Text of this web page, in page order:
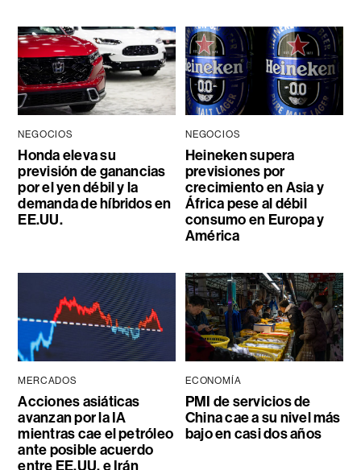
NEGOCIOS
Honda eleva su
previsión de ganancias
por el yen débil y la
demanda de híbridos en
EE.UU.
NEGOCIOS
Heineken supera
previsiones por
crecimiento en Asia y
África pese al débil
consumo en Europa y
América
MERCADOS
Acciones asiáticas
avanzan por la IA
mientras cae el petróleo
ante posible acuerdo
entre EE.UU. e Irán
ECONOMÍA
PMI de servicios de
China cae a su nivel más
bajo en casi dos años